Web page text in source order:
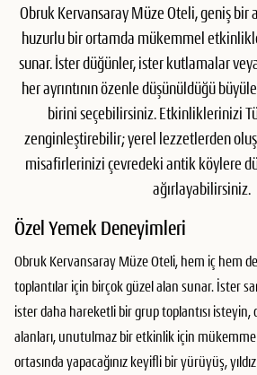
Obruk Kervansaray Müze Oteli, geniş bir
huzurlu bir ortamda mükemmel
sunar. İster düğünler, ister kutlamalar
her ayrıntının özenle düşünüldüğü
birini seçebilirsiniz. Etkinliklerinizi
zenginleştirebilir; yerel lezzetlerden
misafirlerinizi çevredeki antik köylere
ağırlayabilirsiniz.
Özel Yemek Deneyimleri
Obruk Kervansaray Müze Oteli, hem iç hem
toplantılar için birçok güzel alan sunar. İster
ister daha hareketli bir grup toplantısı
alanları, unutulmaz bir etkinlik için mükemmel
ortasında yapacağınız keyifli bir yürüyüş,